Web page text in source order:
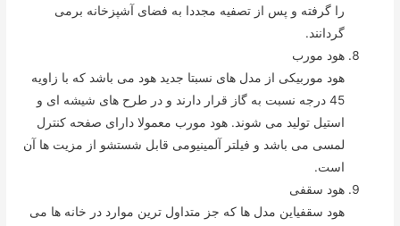
را گرفته و پس از تصفیه مجددا به فضای آشپزخانه برمی
گردانند.
هود مورب
هود موربیکی از مدل های نسبتا جدید هود می باشد که با زاویه
45 درجه نسبت به گاز قرار دارند و در طرح های شیشه ای و
استیل تولید می شوند. هود مورب معمولا دارای صفحه کنترل
لمسی می باشد و فیلتر آلمینیومی قابل شستشو از مزیت ها آن
است.
هود سقفی
هود سقفیاین مدل ها که جز متداول ترین موارد در خانه ها می